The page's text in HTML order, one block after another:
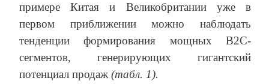
примере Китая и Великобритании уже в
первом приближении можно наблюдать
тенденции формирования мощных B2C-
сегментов, генерирующих гигантский
потенциал продаж (табл. 1).